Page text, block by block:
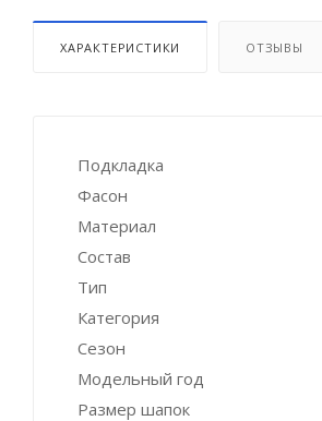
ХАРАКТЕРИСТИКИ ОТЗЫВЫ
Подкладка
Фасон
Материал
Состав
Тип
Категория
Сезон
Модельный год
Размер шапок